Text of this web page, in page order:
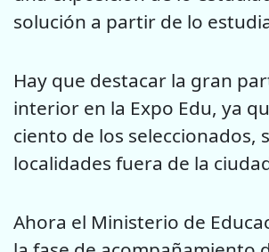
solución a partir de lo
Hay que destacar la gran
interior en la Expo Edu, ya
ciento de los seleccionados,
localidades fuera de la
Ahora el Ministerio de